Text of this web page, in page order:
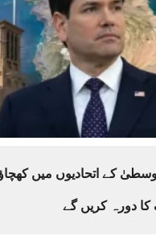
کے اتحادیوں میں
کا دورہ کریں گے